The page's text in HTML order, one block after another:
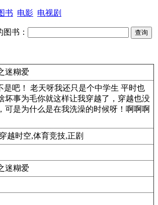
书 电影 电视剧
书：
迷糊爱
是吧！ 老天呀我还只是个中学生 平时也
坏事为毛你就这样让我穿越了，穿越也没
可是为什么是在我洗澡的时候呀！啊啊啊
越时空,体育竞技,正剧
迷糊爱